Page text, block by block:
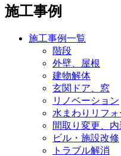
施工事例
施工事例一覧
階段
外壁、屋根
建物解体
玄関ドア、窓
リノベーション
水まわりリフォ
間取り変更、内
ビル・施設改修
トラブル解消